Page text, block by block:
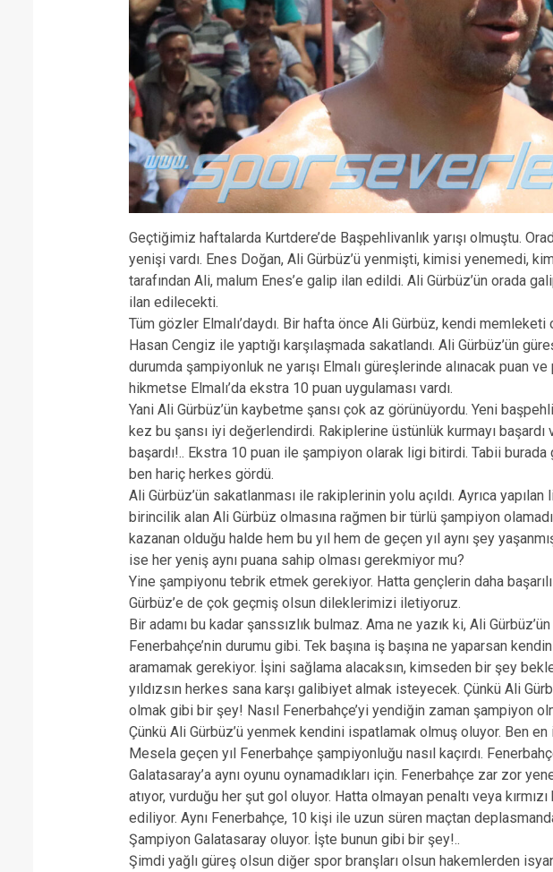
Geçtiğimiz haftalarda Kurtdere’de Başpehlivanlık yarışı olmuştu.
yenişi vardı. Enes Doğan, Ali Gürbüz’ü yenmişti, kimisi yenemedi,
tarafından Ali, malum Enes’e galip ilan edildi. Ali Gürbüz’ün orada
ilan edilecekti.
Tüm gözler Elmalı’daydı. Bir hafta önce Ali Gürbüz, kendi
Hasan Cengiz ile yaptığı karşılaşmada sakatlandı. Ali Gürbüz’ün
durumda şampiyonluk ne yarışı Elmalı güreşlerinde alınacak puan ve
hikmetse Elmalı’da ekstra 10 puan uygulaması vardı.
Yani Ali Gürbüz’ün kaybetme şansı çok az görünüyordu. Yeni
kez bu şansı iyi değerlendirdi. Rakiplerine üstünlük kurmayı başardı
başardı!.. Ekstra 10 puan ile şampiyon olarak ligi bitirdi. Tabii burada
ben hariç herkes gördü.
Ali Gürbüz’ün sakatlanması ile rakiplerinin yolu açıldı. Ayrıca
birincilik alan Ali Gürbüz olmasına rağmen bir türlü şampiyon
kazanan olduğu halde hem bu yıl hem de geçen yıl aynı şey
ise her yeniş aynı puana sahip olması gerekmiyor mu?
Yine şampiyonu tebrik etmek gerekiyor. Hatta gençlerin daha
Gürbüz’e de çok geçmiş olsun dileklerimizi iletiyoruz.
Bir adamı bu kadar şanssızlık bulmaz. Ama ne yazık ki, Ali Gürbüz’ün
Fenerbahçe’nin durumu gibi. Tek başına iş başına ne yaparsan
aramamak gerekiyor. İşini sağlama alacaksın, kimseden bir şey
yıldızsın herkes sana karşı galibiyet almak isteyecek. Çünkü Ali
olmak gibi bir şey! Nasıl Fenerbahçe’yi yendiğin zaman şampiyon
Çünkü Ali Gürbüz’ü yenmek kendini ispatlamak olmuş oluyor. Ben
Mesela geçen yıl Fenerbahçe şampiyonluğu nasıl kaçırdı.
Galatasaray’a aynı oyunu oynamadıkları için. Fenerbahçe zar zor
atıyor, vurduğu her şut gol oluyor. Hatta olmayan penaltı veya
ediliyor. Aynı Fenerbahçe, 10 kişi ile uzun süren maçtan
Şampiyon Galatasaray oluyor. İşte bunun gibi bir şey!..
Şimdi yağlı güreş olsun diğer spor branşları olsun hakemlerden